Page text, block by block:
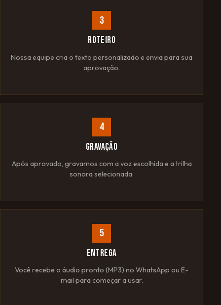
3
ROTEIRO
Nossa equipe cria o texto personalizado e envia para sua
aprovação.
4
GRAVAÇÃO
Após aprovado, gravamos com a voz escolhida e a trilha
sonora selecionada.
5
ENTREGA
Você recebe o áudio pronto (MP3) no WhatsApp ou E-
mail para começar a usar.